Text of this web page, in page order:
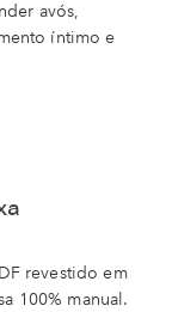
avós,
íntimo e
revestido em
100% manual.